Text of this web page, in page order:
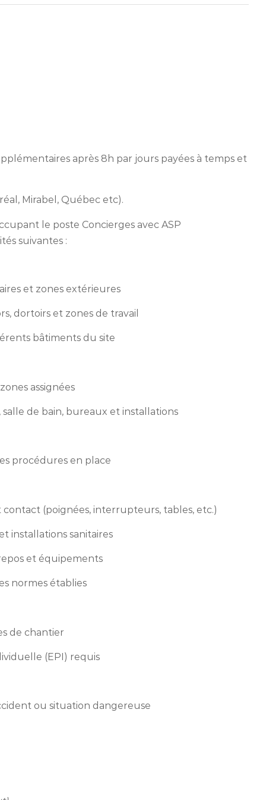
après 8h par jours payées à temps et
Mirabel, Québec etc).
le poste Concierges avec ASP
suivantes :
et zones extérieures
dortoirs et zones de travail
bâtiments du site
assignées
de bain, bureaux et installations
procédures en place
(poignées, interrupteurs, tables, etc.)
installations sanitaires
et équipements
normes établies
de chantier
(EPI) requis
ou situation dangereuse